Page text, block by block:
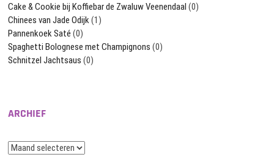
Cake & Cookie bij Koffiebar de Zwaluw Veenendaal (0)
Chinees van Jade Odijk(1)
Pannenkoek Saté (0)
Spaghetti Bolognese met Champignons (0)
Schnitzel Jachtsaus (0)
ARCHIEF
Archief